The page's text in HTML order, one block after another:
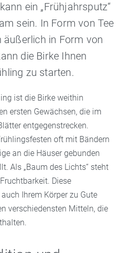
ein „Frühjahrsputz“
sein. In Form von Tee
äußerlich in Form von
die Birke Ihnen
zu starten.
ist die Birke weithin
ersten Gewächsen, die im
entgegenstrecken.
oft mit Bändern
an die Häuser gebunden
Als „Baum des Lichts“ steht
Diese
Ihrem Körper zu Gute
verschiedensten Mitteln, die